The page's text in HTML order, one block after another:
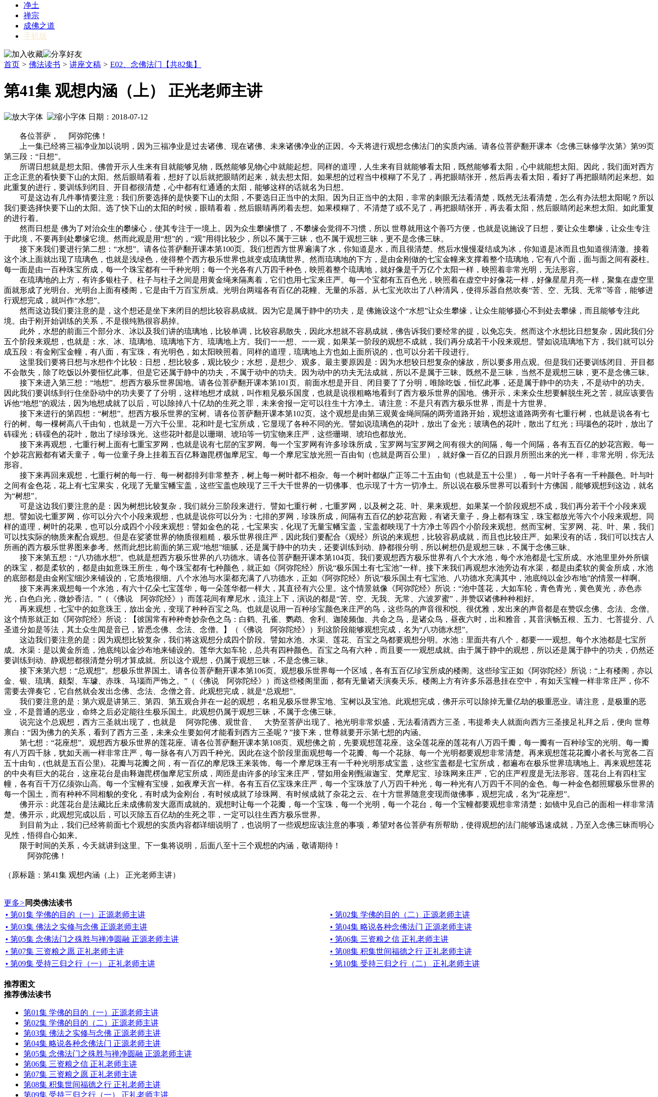
净土
禅宗
成佛之道
手机版
首页 > 佛法读书 > 讲座文稿 > E02、念佛法门【共82集】
第41集 观想内涵（上） 正光老师主讲
日期：2018-07-12
各位菩萨， 阿弥陀佛！
上一集已经将三福净业加以说明，因为三福净业是过去诸佛、现在诸佛、未来诸佛净业的正因。今天将进行观想念佛法门的实质内涵。请各位菩萨翻开课本《念佛三昧修学次第》第99页
第三段：“日想”。
所谓日想就是想太阳。佛曾开示人生来有目就能够见物，既然能够见物心中就能起想。同样的道理，人生来有目就能够看太阳，既然能够看太阳，心中就能想太阳。因此，我们面对西方
正念正意的看快要下山的太阳。然后眼睛看着，想好了以后就把眼睛闭起来，就去想太阳。如果想的过程当中模糊了不见了，再把眼睛张开，然后再去看太阳，看好了再把眼睛闭起来想。如
此重复的进行，要训练到闭目、开目都很清楚，心中都有红通通的太阳，能够这样的话就名为日想。
可是这边有几件事情要注意：我们所要选择的是快要下山的太阳，不要选日正当中的太阳。因为日正当中的太阳，非常的刺眼无法看清楚，既然无法看清楚，怎么有办法想太阳呢？所以
我们要选择快要下山的太阳。选了快下山的太阳的时候，眼睛看着，然后眼睛再闭着去想。如果模糊了、不清楚了或不见了，再把眼睛张开，再去看太阳，然后眼睛闭起来想太阳。如此重复
的进行着。
然而日想是 佛为了对治众生的攀缘心，使其专注于一境上。因为众生攀缘惯了，不攀缘会觉得不习惯，所以 世尊就用这个善巧方便，也就是说施设了日想，要让众生攀缘，让众生专注
于此境，不要再到处攀缘它境。然而此观是用“想”的，“观”用得比较少，所以不属于三昧，也不属于观想三昧，更不是念佛三昧。
接下来我们要进行第二想：“水想”。请各位菩萨翻开课本第100页。我们想西方世界遍满了水，你知道是水，而且很清楚。然后水慢慢凝结成为冰，你知道是冰而且也知道很清澈。接着
这个冰上面就出现了琉璃色，也就是浅绿色，使得整个西方极乐世界也就变成琉璃世界。然而琉璃地的下方，是由金刚做的七宝金幢来支撑着整个琉璃地，它有八个面，面与面之间有菱柱。
每一面是由一百种珠宝所成，每一个珠宝都有一千种光明；每一个光各有八万四千种色，映照着整个琉璃地，就好像是千万亿个太阳一样，映照着非常光明，无法形容。
在琉璃地的上方，有许多银柱子。柱子与柱子之间是用黄金绳来隔离着，它们也用七宝来庄严。每一个宝都有五百色光，映照着在虚空中好像花一样，好像星星月亮一样，聚集在虚空里
面就形成了光明台。光明台上面有楼阁，它是由千万百宝所成。光明台两端各有百亿的花幢、无量的乐器。从七宝光吹出了八种清风，使得乐器自然吹奏“苦、空、无我、无常”等音，能够进
行观想完成，就叫作“水想”。
然而这边我们要注意的是，这个想还是坐下来闭目的想比较容易成就。因为它是属于静中的功夫，是 佛施设这个“水想”让众生攀缘，让众生能够摄心不到处去攀缘，而且能够专注此
境。由于刚开始训练的关系，不是很纯熟很容易掉。
此外，水想的前面三个部分水、冰以及我们讲的琉璃地，比较单调，比较容易散失，因此水想就不容易成就，佛告诉我们要经常的提，以免忘失。然而这个水想比日想复杂，因此我们分
五个阶段来观想，也就是：水、冰、琉璃地、琉璃地下方、琉璃地上方。我们一一想、一一观，如果某一阶段的观想不成就，我们再分成若干小段来观想。譬如说琉璃地下方，我们就可以分
成五段：有金刚宝金幢，有八面，有宝珠，有光明色，如太阳映照着。同样的道理，琉璃地上方也如上面所说的，也可以分若干段进行。
这里我们要将日想与水想作个比较：日想，想比较多，观比较少；水想，是想少、观多。最主要原因是：因为水想较日想复杂的缘故，所以要多用点观。但是我们还要训练闭目、开目都
不会散失，除了吃饭以外要恒忆此事。但是它还属于静中的功夫，不属于动中的功夫。因为动中的功夫无法成就，所以不是属于三昧。既然不是三昧，当然不是观想三昧，更不是念佛三昧。
接下来进入第三想：“地想”。想西方极乐世界国地。请各位菩萨翻开课本第101页。前面水想是开目、闭目要了了分明，唯除吃饭，恒忆此事，还是属于静中的功夫，不是动中的功夫。
因此我们要训练到行住坐卧动中的功夫要了了分明，这样地想才成就，叫作粗见极乐国度，也就是说很粗略地看到了西方极乐世界的国地。佛开示，未来众生想要解脱生死之苦，就应该要告
诉他“地想”的观法，因为地想成就了以后，可以除掉八十亿劫的生死之罪，未来舍报一定可以往生十方净土。请注意：不是只有西方极乐世界，而是十方世界。
接下来进行的第四想：“树想”。想西方极乐世界的宝树。请各位菩萨翻开课本第102页。这个观想是由第三观黄金绳间隔的两旁道路开始，观想这道路两旁有七重行树，也就是说各有七
行的树。每一棵树高八千由旬，也就是一万六千公里。花和叶是七宝所成，它显现了各种不同的光。譬如说琉璃色的花叶，放出了金光；玻璃色的花叶，散出了红光；玛瑙色的花叶，放出了
砗磲光；砗磲色的花叶，散出了绿珍珠光。这些花叶都是以珊瑚、琥珀等一切宝物来庄严，这些珊瑚、琥珀也都放光。
接下来再观想，七重行树上面有七重宝罗网，也就是说有七层的宝罗网。每一个宝罗网有许多珍珠所成，宝罗网与宝罗网之间有很大的间隔，每一个间隔，各有五百亿的妙花宫殿。每一
个妙花宫殿都有诸天童子，每一位童子身上挂着五百亿释迦毘楞伽摩尼宝。每一个摩尼宝放光照一百由旬（也就是两百公里），就好像一百亿的日跟月所照出来的光一样，非常光明，你无法
形容。
接下来再回来观想，七重行树的每一行、每一树都排列非常整齐，树上每一树叶都不相杂。每一个树叶都纵广正等二十五由旬（也就是五十公里），每一片叶子各有一千种颜色。叶与叶
之间有金色花，花上有七宝果实，化现了无量宝幡宝盖，这些宝盖也映现了三千大千世界的一切佛事、也示现了十方一切净土。所以说在极乐世界可以看到十方佛国，能够观想到这边，就名
为“树想”。
可是这边我们要注意的是：因为树想比较复杂，我们就分三阶段来进行。譬如七重行树，七重罗网，以及树之花、叶、果来观想。如果某一个阶段观想不成，我们再分若干个小段来观
想。譬如说七重罗网，你可以分六个小段来观想，也就是说你可以分为：七排的罗网，珍珠所成，间隔有五百亿的妙花宫殿，有诸天童子，身上都有珠宝，珠宝都放光等六个小段来观想。同
样的道理，树叶的花果，也可以分成四个小段来观想：譬如金色的花，七宝果实，化现了无量宝幡宝盖，宝盖都映现了十方净土等四个小阶段来观想。然而宝树、宝罗网、花、叶、果，我们
可以找实际的物质来配合观想。但是在娑婆世界的物质很粗糙，极乐世界很庄严，因此我们要配合《观经》所说的来观想，比较容易成就，而且也比较庄严。如果没有的话，我们可以找古人
所画的西方极乐世界图来参考。然而此想比前面的第三观“地想”细腻，还是属于静中的功夫，还要训练到动、静都很分明，所以树想仍是观想三昧，不属于念佛三昧。
接下来第五想：“八功德水想”。也就是想西方极乐世界的八功德水。请各位菩萨翻开课本第104页。我们要观想西方极乐世界有八个大水池，每个水池都是七宝所成。水池里里外外所镶
的珠宝，都是柔软的，都是由如意珠王所生，每个珠宝都有七种颜色，就正如《阿弥陀经》所说“极乐国土有七宝池”一样。接下来我们再观想水池旁边有水渠，都是由柔软的黄金所成，水池
的底部都是由金刚宝细沙来铺设的，它质地很细。八个水池与水渠都充满了八功德水，正如《阿弥陀经》所说“极乐国土有七宝池、八功德水充满其中，池底纯以金沙布地”的情景一样啊。
接下来再来观想每一个水池，有六十亿朵七宝莲华，每一朵莲华都一样大，其直径有六公里。这个情景就像《阿弥陀经》所说：“池中莲花，大如车轮，青色青光，黄色黄光，赤色赤
光，白色白光，微妙香洁。”（《佛说 阿弥陀经》）而莲花间有摩尼水，流注上下，演说的都是“苦、空、无我、无常、六波罗蜜”，并赞叹诸佛种种相好。
再来观想，七宝中的如意珠王，放出金光，变现了种种百宝之鸟。也就是说用一百种珍宝颜色来庄严的鸟，这些鸟的声音很和悦、很优雅，发出来的声音都是在赞叹念佛、念法、念僧。
这个情形就正如《阿弥陀经》所说：【彼国常有种种奇妙杂色之鸟：白鹤、孔雀、鹦鹉、舍利、迦陵频伽、共命之鸟，是诸众鸟，昼夜六时，出和雅音，其音演畅五根、五力、七菩提分、八
圣道分如是等法，其土众生闻是音已，皆悉念佛、念法、念僧。】（《佛说 阿弥陀经》）到这阶段能够观想完成，名为“八功德水想”。
这边我们要注意的是：因为观想比较复杂，我们将这观想分成四个阶段。譬如水池、水渠、莲花、百宝之鸟都要观想分明。水池：里面共有八个，都要一一观想。每个水池都是七宝所
成。水渠：是以黄金所造，池底纯以金沙布地来铺设的。莲华大如车轮，总共有四种颜色。百宝之鸟有六种，而且要一一观想成就。由于属于静中的观想，所以还是属于静中的功夫，仍然还
要训练到动、静观想都很清楚分明才算成就。所以这个观想，仍属于观想三昧，不是念佛三昧。
接下来第六想：“总观想”。想极乐世界国土。请各位菩萨翻开课本第106页。观想极乐世界每一个区域，各有五百亿珍宝所成的楼阁。这些珍宝正如《阿弥陀经》所说：“上有楼阁，亦以
金、银、琉璃、颇梨、车璩、赤珠、马瑙而严饰之。”（《佛说 阿弥陀经》）而这些楼阁里面，都有无量诸天演奏天乐。楼阁上方有许多乐器悬挂在空中，有如天宝幢一样非常庄严，你不
需要去弹奏它，它自然就会发出念佛、念法、念僧之音。此观想完成，就是“总观想”。
我们要注意的是：第六观是讲第三、第四、第五观合并在一起的观想，名粗见极乐世界宝地、宝树以及宝池。此观想完成，佛开示可以除掉无量亿劫的极重恶业。请注意，是极重的恶
业，不是普通的恶业，命终之后必定能往生极乐国土。此观想仍属于观想三昧，不属于念佛三昧。
说完这个总观想，西方三圣就出现了，也就是 阿弥陀佛、观世音、 大势至菩萨出现了。祂光明非常炽盛，无法看清西方三圣，韦提希夫人就面向西方三圣接足礼拜之后，便向 世尊
禀白：“因为佛力的关系，看到了西方三圣，未来众生要如何才能看到西方三圣呢？”接下来，世尊就要开示第七想的内涵。
第七想：“花座想”。观想西方极乐世界的莲花座。请各位菩萨翻开课本第108页。观想佛之前，先要观想莲花座。这朵莲花座的莲花有八万四千瓣，每一瓣有一百种珍宝的光明。每一瓣
有八万四千脉，犹如天画一样非常庄严，每一脉各有八万四千种光。因此在这个阶段里面观想每一个花瓣、每一个花脉、每一个光明都要观想非常清楚。再来观想莲花花瓣小者长与宽各二百
五十由旬，(也就是五百公里)。花瓣与花瓣之间，有一百亿的摩尼珠王来装饰。每一个摩尼珠王有一千种光明形成宝盖，这些宝盖都是七宝所成，都遍布在极乐世界琉璃地上。再来观想莲花
的中央有巨大的花台，这座花台是由释迦毘楞伽摩尼宝所成，周匝是由许多的珍宝来庄严，譬如用金刚甄淑迦宝、梵摩尼宝、珍珠网来庄严，它的庄严程度是无法形容。莲花台上有四柱宝
幢，各有百千万亿须弥山高。每一个宝幢有宝缦，如夜摩天宫一样。各有五百亿宝珠来庄严，每一个宝珠放了八万四千种光，每一种光有八万四千不同的金色。每一种金色都照耀极乐世界的
每一个国土，而有种种不同相貌的变化，有时成为金刚台，有时候成就了珍珠网、有时候成就了杂花之云、在十方世界随意变现而做佛事，观想完成，名为“花座想”。
佛开示：此莲花台是法藏比丘未成佛前发大愿而成就的。观想时让每一个花瓣，每一个宝珠，每一个光明，每一个花台，每一个宝幢都要观想非常清楚；如镜中见自己的面相一样非常清
楚。佛开示，此观想完成以后，可以灭除五百亿劫的生死之罪，一定可以往生西方极乐世界。
到目前为止，我们已经将前面七个观想的实质内容都详细说明了，也说明了一些观想应该注意的事项，希望对各位菩萨有所帮助，使得观想的法门能够迅速成就，乃至入念佛三昧而明心
见性，悟得自心如来。
限于时间的关系，今天就讲到这里。下一集将说明，后面八至十三个观想的内涵，敬请期待！
阿弥陀佛！
（原标题：第41集 观想内涵（上） 正光老师主讲）
更多> 同类佛法读书
• 第01集 学佛的目的（一）正源老师主讲
• 第02集 学佛的目的（二）正源老师主讲
• 第03集 佛法之实修与念佛 正源老师主讲
• 第04集 略说各种念佛法门 正源老师主讲
• 第05集 念佛法门之殊胜与禅净圆融 正源老师主讲
• 第06集 三资粮之信 正礼老师主讲
• 第07集 三资粮之愿 正礼老师主讲
• 第08集 积集世间福德之行 正礼老师主讲
• 第09集 受持三归之行（一） 正礼老师主讲
• 第10集 受持三归之行（二） 正礼老师主讲
推荐图文
推荐佛法读书
第01集 学佛的目的（一）正源老师主讲
第02集 学佛的目的（二）正源老师主讲
第03集 佛法之实修与念佛 正源老师主讲
第04集 略说各种念佛法门 正源老师主讲
第05集 念佛法门之殊胜与禅净圆融 正源老师主讲
第06集 三资粮之信 正礼老师主讲
第07集 三资粮之愿 正礼老师主讲
第08集 积集世间福德之行 正礼老师主讲
第09集 受持三归之行（一） 正礼老师主讲